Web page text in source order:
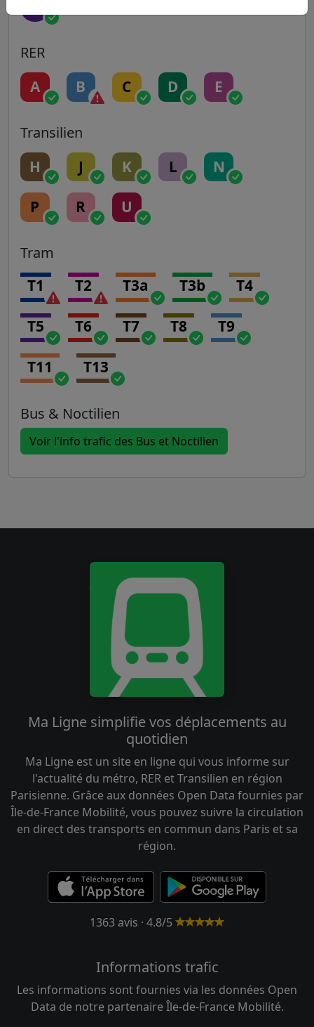
RER
A B C D E
Transilien
H J K L N
P R U
Tram
T1 T2 T3a T3b T4
T5 T6 T7 T8 T9
T11 T13
Bus & Noctilien
Voir l'info trafic des Bus et Noctilien
Ma Ligne simplifie vos déplacements au
quotidien
Ma Ligne est un site en ligne qui vous informe sur
l'actualité du métro, RER et Transilien en région
Parisienne. Grâce aux données Open Data fournies par
Île-de-France Mobilité, vous pouvez suivre la circulation
en direct des transports en commun dans Paris et sa
région.
1363 avis · 4.8/5
Informations trafic
Les informations sont fournies via les données Open
Data de notre partenaire Île-de-France Mobilité.